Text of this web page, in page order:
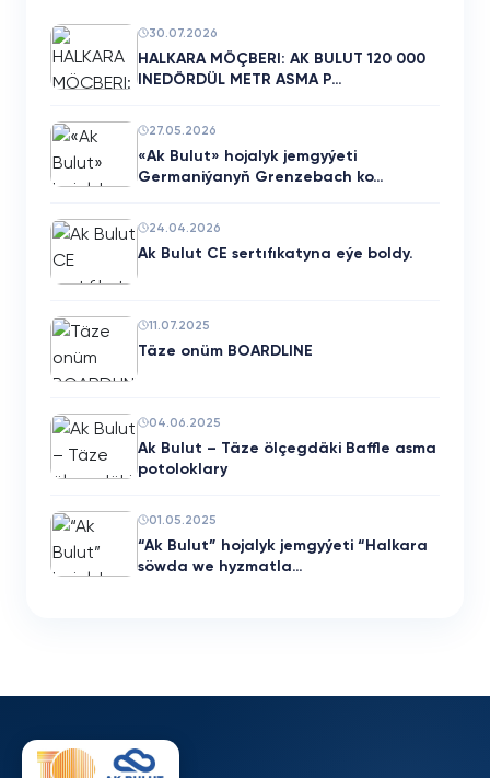
30.07.2026
HALKARA MÖÇBERI: AK BULUT 120 000
INEDÖRDÜL METR ASMA P…
27.05.2026
«Ak Bulut» hojalyk jemgyýeti
Germaniýanyň Grenzebach ko…
24.04.2026
Ak Bulut CE sertıfıkatyna eýe boldy.
11.07.2025
Täze onüm BOARDLINE
04.06.2025
Ak Bulut – Täze ölçegdäki Baffle asma
potoloklary
01.05.2025
“Ak Bulut” hojalyk jemgyýeti “Halkara
söwda we hyzmatla…